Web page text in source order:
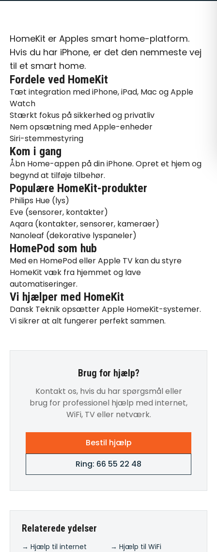
HomeKit er Apples smart home-platform.
Hvis du har iPhone, er det den nemmeste vej
til et smart home.
Fordele ved HomeKit
Tæt integration med iPhone, iPad, Mac og Apple
Watch
Stærkt fokus på sikkerhed og privatliv
Nem opsætning med Apple-enheder
Siri-stemmestyring
Kom i gang
Åbn Home-appen på din iPhone. Opret et hjem og
begynd at tilføje tilbehør.
Populære HomeKit-produkter
Philips Hue (lys)
Eve (sensorer, kontakter)
Aqara (kontakter, sensorer, kameraer)
Nanoleaf (dekorative lyspaneler)
HomePod som hub
Med en HomePod eller Apple TV kan du styre
HomeKit væk fra hjemmet og lave
automatiseringer.
Vi hjælper med HomeKit
Dansk Teknik opsætter Apple HomeKit-systemer.
Vi sikrer at alt fungerer perfekt sammen.
Brug for hjælp?
Kontakt os, hvis du har spørgsmål eller
brug for professionel hjælp med internet,
WiFi, TV eller netværk.
Bestil hjælp
Ring: 66 55 22 48
Relaterede ydelser
→ Hjælp til internet
→ Hjælp til WiFi